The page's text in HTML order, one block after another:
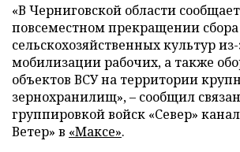
«В Черниговской области
повсеместном прекращении
сельскохозяйственных культур
мобилизации рабочих, а также
объектов ВСУ на территории
зернохранилищ», – сообщил
группировкой войск «Север»
Ветер» в «Максе».